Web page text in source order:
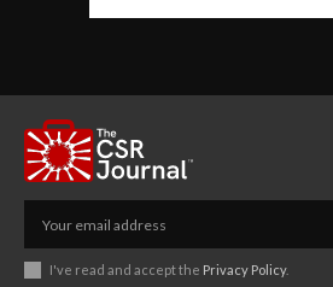
I've read and accept the Privacy Policy.